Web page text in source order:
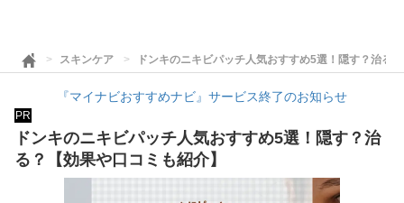
スキンケア ドンキのニキビパッチ人気おすすめ5選！隠す？治る
『マイナビおすすめナビ』サービス終了のお知らせ
PR
ドンキのニキビパッチ人気おすすめ5選！隠す？治
る？【効果や口コミも紹介】